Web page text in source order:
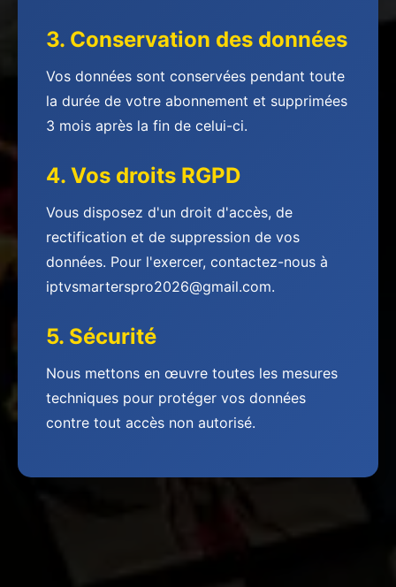
3. Conservation des données
Vos données sont conservées pendant toute
la durée de votre abonnement et supprimées
3 mois après la fin de celui-ci.
4. Vos droits RGPD
Vous disposez d'un droit d'accès, de
rectification et de suppression de vos
données. Pour l'exercer, contactez-nous à
iptvsmarterspro2026@gmail.com.
5. Sécurité
Nous mettons en œuvre toutes les mesures
techniques pour protéger vos données
contre tout accès non autorisé.